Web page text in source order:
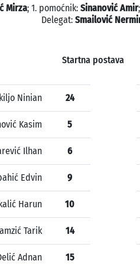
Mirza; 1. pomoćnik: Sinanović Amir
Delegat: Smailović
Startna postava
Ninian 24
Kasim 5
Ilhan 6
Edvin 9
Harun 10
Tarik 14
Adnan 15